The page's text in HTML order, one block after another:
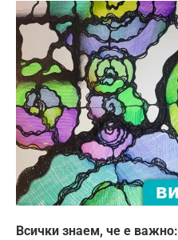
Всички знаем, че е важно: